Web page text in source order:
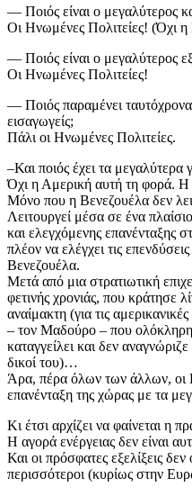
— Ποιός είναι ο μεγαλύτερος
Οι Ηνωμένες Πολιτείες! (Όχι
— Ποιός είναι ο μεγαλύτερος
Οι Ηνωμένες Πολιτείες!
— Ποιός παραμένει
εισαγωγείς;
Πάλι οι Ηνωμένες Πολιτείες.
–Και ποιός έχει τα
Όχι η Αμερική αυτή τη φορά. Η
Μόνο που η Βενεζουέλα δεν
Λειτουργεί μέσα σε ένα
και ελεγχόμενης επανένταξης
πλέον να ελέγχει τις
Βενεζουέλα.
Μετά από μια στρατιωτική
φετινής χρονιάς, που κράτησε
αναίμακτη (για τις
– τον Μαδούρο – που ολόκληρη
καταγγείλει και δεν
δικοί του)…
Άρα, πέρα όλων των άλλων, οι
επανένταξη της χώρας με τα
Κι έτσι αρχίζει να φαίνεται η
Η αγορά ενέργειας δεν είναι
Και οι πρόσφατες εξελίξεις
περισσότεροι (κυρίως στην